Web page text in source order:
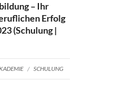
– Ihr
Erfolg
(Schulung |
/ SCHULUNG